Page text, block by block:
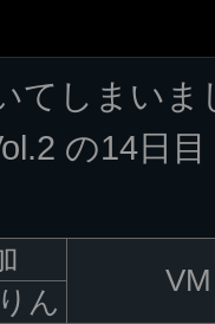
てしまい
の14日
ん